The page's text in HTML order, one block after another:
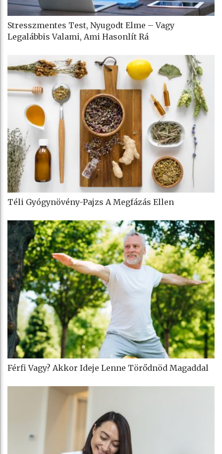
Stresszmentes Test, Nyugodt Elme – Vagy
Legalábbis Valami, Ami Hasonlít Rá
Téli Gyógynövény-Pajzs A Megfázás Ellen
Férfi Vagy? Akkor Ideje Lenne Törődnöd Magaddal